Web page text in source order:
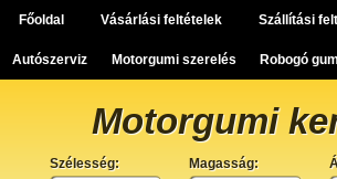
Főoldal Vásárlási feltételek Szállítási
Autószerviz Motorgumi szerelés Robogó
Motorgumi
Szélesség: Magasság: